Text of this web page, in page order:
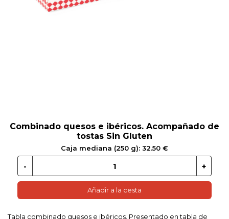
Combinado quesos e ibéricos. Acompañado de
tostas Sin Gluten
Caja mediana (250 g): 32.50 €
Añadir a la cesta
Tabla combinado quesos e ibéricos. Presentado en tabla de